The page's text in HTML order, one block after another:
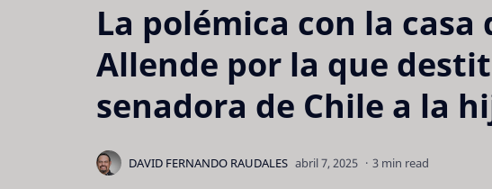
La polémica con la casa
Allende por la que
senadora de Chile a la
3 min read